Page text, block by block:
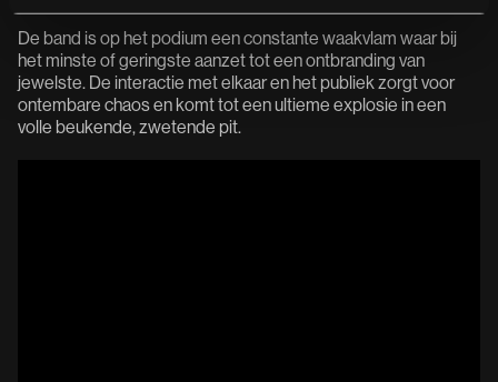
De band is op het podium een constante waakvlam waar bij
het minste of geringste aanzet tot een ontbranding van
jewelste. De interactie met elkaar en het publiek zorgt voor
ontembare chaos en komt tot een ultieme explosie in een
volle beukende, zwetende pit.